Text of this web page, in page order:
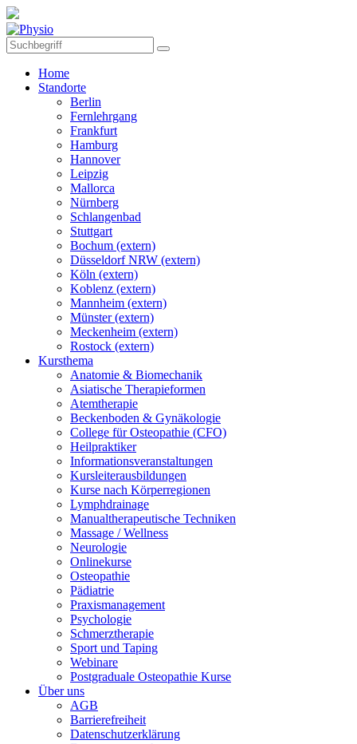
Home
Standorte
Berlin
Fernlehrgang
Frankfurt
Hamburg
Hannover
Leipzig
Mallorca
Nürnberg
Schlangenbad
Stuttgart
Bochum (extern)
Düsseldorf NRW (extern)
Köln (extern)
Koblenz (extern)
Mannheim (extern)
Münster (extern)
Meckenheim (extern)
Rostock (extern)
Kursthema
Anatomie & Biomechanik
Asiatische Therapieformen
Atemtherapie
Beckenboden & Gynäkologie
College für Osteopathie (CFO)
Heilpraktiker
Informationsveranstaltungen
Kursleiterausbildungen
Kurse nach Körperregionen
Lymphdrainage
Manualtherapeutische Techniken
Massage / Wellness
Neurologie
Onlinekurse
Osteopathie
Pädiatrie
Praxismanagement
Psychologie
Schmerztherapie
Sport und Taping
Webinare
Postgraduale Osteopathie Kurse
Über uns
AGB
Barrierefreiheit
Datenschutzerklärung